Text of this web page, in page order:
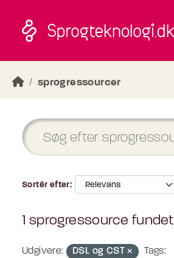
sprogressourcer
Sortér efter
1 sprogressource fundet
Udgivere: DSL og CST
Tags: